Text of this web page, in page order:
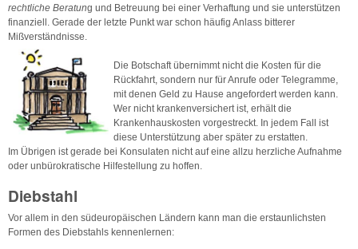
rechtliche Beratung und Betreuung bei einer Verhaftung und sie unterstützen
finanziell. Gerade der letzte Punkt war schon häufig Anlass bitterer
Mißverständnisse.
Die Botschaft übernimmt nicht die Kosten für die
Rückfahrt, sondern nur für Anrufe oder Telegramme,
mit denen Geld zu Hause angefordert werden kann.
Wer nicht krankenversichert ist, erhält die
Krankenhauskosten vorgestreckt. In jedem Fall ist
diese Unterstützung aber später zu erstatten.
Im Übrigen ist gerade bei Konsulaten nicht auf eine allzu herzliche Aufnahme
oder unbürokratische Hilfestellung zu hoffen.
Diebstahl
Vor allem in den südeuropäischen Ländern kann man die erstaunlichsten
Formen des Diebstahls kennenlernen: